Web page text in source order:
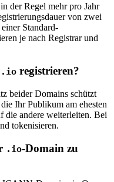
der Regel mehr pro Jahr
von zwei
Standard-
je nach Registrar und
.io registrieren?
beider Domains schützt
Ihr Publikum am ehesten
die andere weiterleiten. Bei
tokenisieren.
.io-Domain zu